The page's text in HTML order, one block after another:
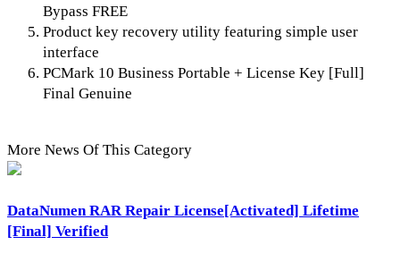
Bypass FREE
Product key recovery utility featuring simple user
interface
PCMark 10 Business Portable + License Key [Full]
Final Genuine
More News Of This Category
DataNumen RAR Repair License[Activated] Lifetime
[Final] Verified